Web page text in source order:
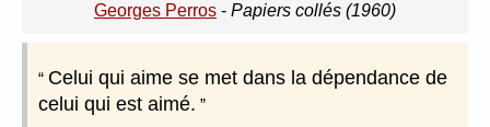
Georges Perros - Papiers collés (1960)
Celui qui aime se met dans la dépendance de
celui qui est aimé.